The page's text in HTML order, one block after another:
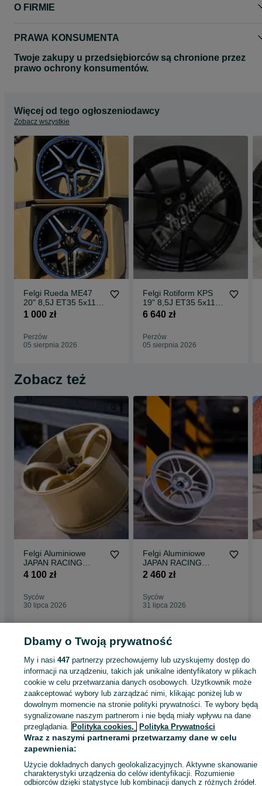
4x100/114 White
odnośnie ceny oraz dostępności felg do Państwa samochodu.
Zapraszamy do zapoznania się z całą naszą ofertą felg Japan
Racing na naszej stronie www.dawmac.eu
O FIRMIE
PRAWA KONSUMENTA
Twoje zakupy u przedsiębiorców są chronione przez
prawo ochrony konsumentów.
Więcej od tego ogłoszeniodawcy
Zobacz wszystkie
Felgi Rueda ME47
20" 8,5J ET35 5x112
CBKF1 / 2 sztuki
1 000 zł
Perzów
05 sierpnia 2026
Felgi Rotiform KPS
19" 8,5J ET35 5x112
Matte Black Face w/
6 640 zł
Perzów
05 sierpnia 2026
Zobacz też
Felgi Aluminiowe
JAPAN RACING
Model JR32 Pełna
4 100 zł
Syców
30 lipca 2026
Felgi Aluminiowe
JAPAN RACING
Model JR7 Pełna
2 460 zł
Syców
31 lipca 2026
Strona główna Motoryzacja Opony i Felgi Felgi Felgi - Dolnośląskie
Syców
KATEGORIA
ID:503551057 Wyświetlenia:
Zadzwoń / SMS Wyślij wiadomość
Dbamy o Twoją prywatność
My i nasi447 partnerzy przechowujemy lub uzyskujemy dostęp do
informacji na urządzeniu, takich jak unikalne identyfikatory w plikach
cookie w celu przetwarzania danych osobowych. Użytkownik może
zaakceptować wybory lub zarządzać nimi, klikając poniżej lub w
dowolnym momencie na stronie polityki prywatności. Te wybory będą
sygnalizowane naszym partnerom i nie będą miały wpływu na dane
przeglądania. Polityka cookies, Polityka Prywatności
Wraz z naszymi partnerami przetwarzamy dane w celu
zapewnienia:
Użycie dokładnych danych geolokalizacyjnych. Aktywne skanowanie
charakterystyki urządzenia do celów identyfikacji. Rozumienie
odbiorców dzięki statystyce lub kombinacji danych z różnych źródeł.